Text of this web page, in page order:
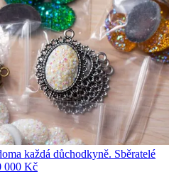
každá důchodkyně. Sběratelé
000 Kč